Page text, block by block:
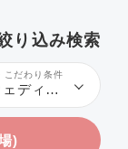
り込み検索
こだわり条件
フォトウェディング
)